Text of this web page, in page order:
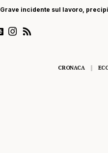
Grave incidente sul lavoro,
CRONACA